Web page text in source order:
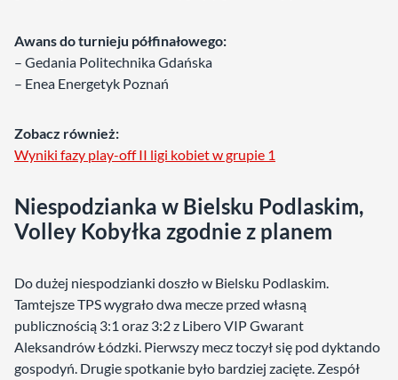
Awans do turnieju półfinałowego:
– Gedania Politechnika Gdańska
– Enea Energetyk Poznań
Zobacz również:
Wyniki fazy play-off II ligi kobiet w grupie 1
Niespodzianka w Bielsku Podlaskim,
Volley Kobyłka zgodnie z planem
Do dużej niespodzianki doszło w Bielsku Podlaskim.
Tamtejsze TPS wygrało dwa mecze przed własną
publicznością 3:1 oraz 3:2 z Libero VIP Gwarant
Aleksandrów Łódzki. Pierwszy mecz toczył się pod dyktando
gospodyń. Drugie spotkanie było bardziej zacięte. Zespół